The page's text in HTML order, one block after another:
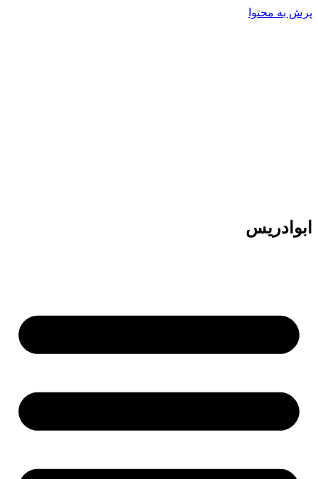
پرش به محتوا
ابوادریس